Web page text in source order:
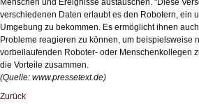
Menschen und Ereignisse austauschen. "Diese
verschiedenen Daten erlaubt es den Robotern, ein
Umgebung zu bekommen. Es ermöglicht ihnen
Probleme reagieren zu können, um beispielsweise
vorbeilaufenden Roboter- oder Menschenkollegen
die Vorteile zusammen.
(Quelle: www.pressetext.de)
Zurück